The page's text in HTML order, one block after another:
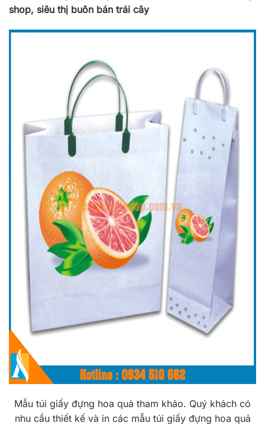
shop, siêu thị buôn bán trái cây
Mẫu túi giấy đựng hoa quả tham khảo. Quý khách có
nhu cầu thiết kế và in các mẫu túi giấy đựng hoa quả